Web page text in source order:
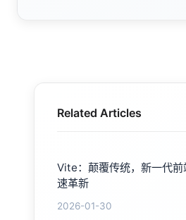
Related Articles
Vite：颠覆传统，新一代前
速革新
2026-01-30